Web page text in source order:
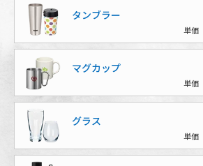
タンブラー
単価
マグカップ
単価
グラス
単価